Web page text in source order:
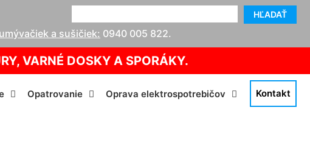
HĽADAŤ
a sušičiek: 0940 005 822.
VARNÉ DOSKY A SPORÁKY.
Opatrovanie Oprava elektrospotrebičov Kontakt